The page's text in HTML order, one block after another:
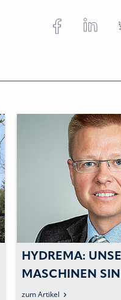
HYDREMA:
MASCHINEN
MARKT
zum Artikel